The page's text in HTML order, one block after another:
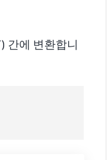
간에 변환합니